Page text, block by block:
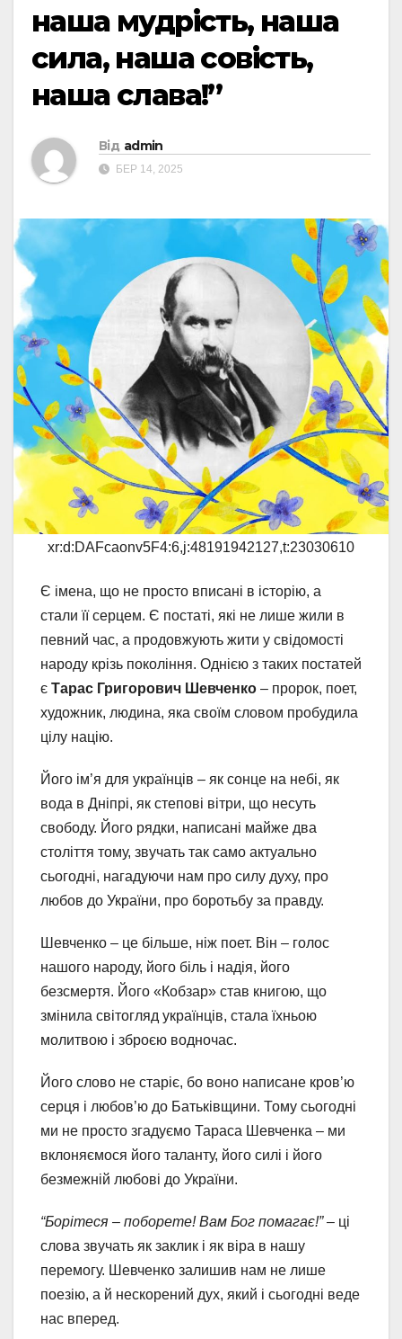
наша мудрість, наша
сила, наша совість,
наша слава!”
Від admin
БЕР 14, 2025
xr:d:DAFcaonv5F4:6,j:48191942127,t:23030610
Є імена, що не просто вписані в історію, а
стали її серцем. Є постаті, які не лише жили в
певний час, а продовжують жити у свідомості
народу крізь покоління. Однією з таких постатей
є Тарас Григорович Шевченко – пророк, поет,
художник, людина, яка своїм словом пробудила
цілу націю.
Його ім’я для українців – як сонце на небі, як
вода в Дніпрі, як степові вітри, що несуть
свободу. Його рядки, написані майже два
століття тому, звучать так само актуально
сьогодні, нагадуючи нам про силу духу, про
любов до України, про боротьбу за правду.
Шевченко – це більше, ніж поет. Він – голос
нашого народу, його біль і надія, його
безсмертя. Його «Кобзар» став книгою, що
змінила світогляд українців, стала їхньою
молитвою і зброєю водночас.
Його слово не старіє, бо воно написане кров’ю
серця і любов’ю до Батьківщини. Тому сьогодні
ми не просто згадуємо Тараса Шевченка – ми
вклоняємося його таланту, його силі і його
безмежній любові до України.
“Борітеся – поборете! Вам Бог помагає!”– ці
слова звучать як заклик і як віра в нашу
перемогу. Шевченко залишив нам не лише
поезію, а й нескорений дух, який і сьогодні веде
нас вперед.